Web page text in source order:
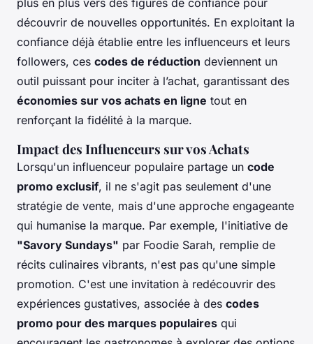
découvrir de nouvelles opportunités. En exploitant la
confiance déjà établie entre les influenceurs et leurs
followers, ces codes de réduction deviennent un
outil puissant pour inciter à l’achat, garantissant des
économies sur vos achats en ligne tout en
renforçant la fidélité à la marque.
Impact des Influenceurs sur vos Achats
Lorsqu'un influenceur populaire partage un code
promo exclusif, il ne s'agit pas seulement d'une
stratégie de vente, mais d'une approche engageante
qui humanise la marque. Par exemple, l'initiative de
"Savory Sundays" par Foodie Sarah, remplie de
récits culinaires vibrants, n'est pas qu'une simple
promotion. C'est une invitation à redécouvrir des
expériences gustatives, associée à des codes
promo pour des marques populaires qui